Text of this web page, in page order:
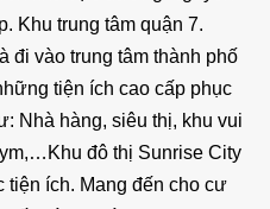
Khu trung tâm quận 7.
đi vào trung tâm thành phố
tiện ích cao cấp phục
Nhà hàng, siêu thị, khu vui
đô thị Sunrise City
tiện ích. Mang đến cho cư